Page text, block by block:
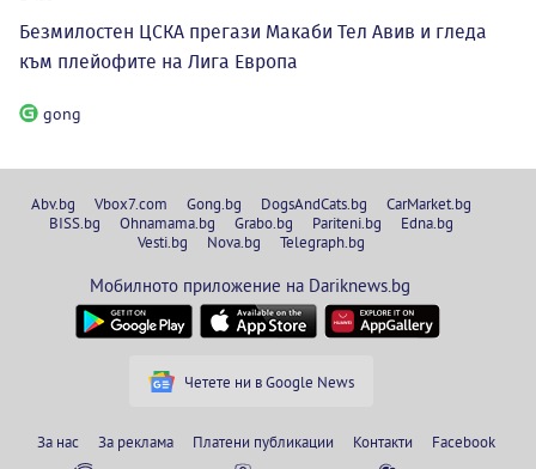
Безмилостен ЦСКА прегази Макаби Тел Авив и гледа
към плейофите на Лига Европа
gong
Abv.bg Vbox7.com Gong.bg DogsAndCats.bg
CarMarket.bg
BISS.bg
Ohnamama.bg Grabo.bg Pariteni.bg
Edna.bg
Vesti.bg
Nova.bg Telegraph.bg
Мобилното приложение на Dariknews.bg
Четете ни в Google News
За нас За реклама Платени публикации Контакти
Facebook